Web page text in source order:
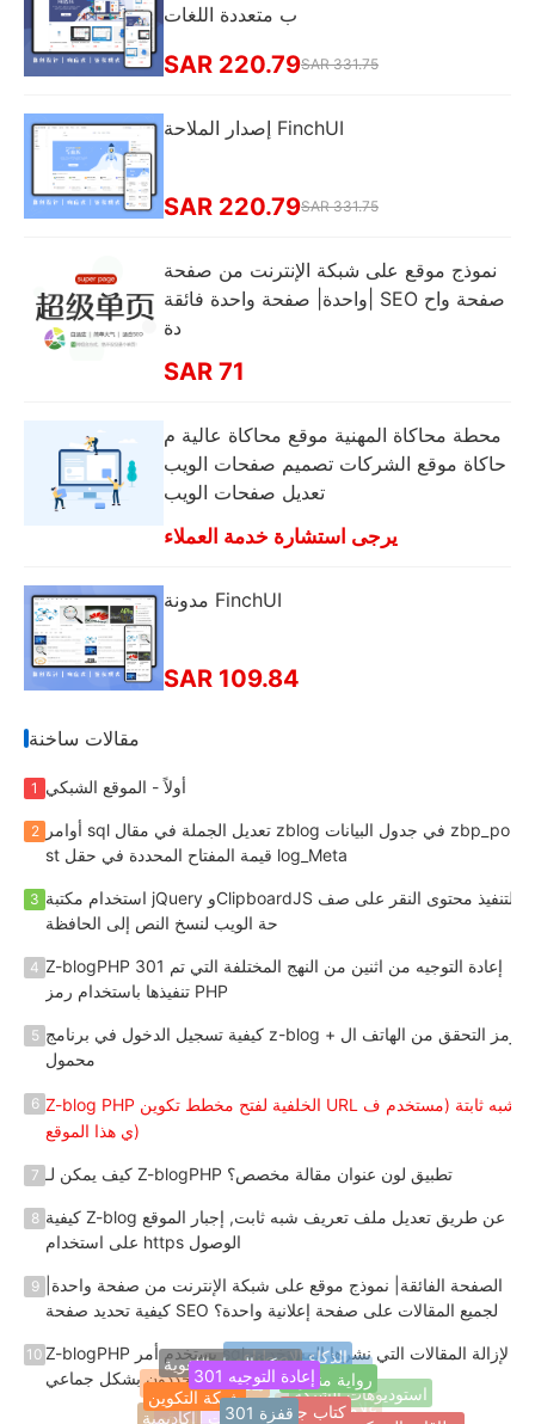
ب متعددة اللغات
SAR 220.79SAR 331.75
إصدار الملاحة FinchUI
SAR 220.79SAR 331.75
نموذج موقع على شبكة الإنترنت من صفحة
واحدة| صفحة واحدة فائقة| SEO صفحة واح
دة
SAR 71
محطة محاكاة المهنية موقع محاكاة عالية م
حاكاة موقع الشركات تصميم صفحات الويب
تعديل صفحات الويب
يرجى استشارة خدمة العملاء
مدونة FinchUI
SAR 109.84
مقالات ساخنة
1 أولاً - الموقع الشبكي
2
أوامر sql تعديل الجملة في مقال zblog في جدول البيانات zbp_po
st قيمة المفتاح المحددة في حقل log_Meta
3 استخدام مكتبة jQuery وClipboardJS لتنفيذ محتوى النقر على صف
حة الويب لنسخ النص إلى الحافظة
4 Z-blogPHP 301 إعادة التوجيه من اثنين من النهج المختلفة التي تم
تنفيذها باستخدام رمز PHP
5 كيفية تسجيل الدخول في برنامج z-blog + رمز التحقق من الهاتف ال
محمول
6 Z-blog PHP الخلفية لفتح مخطط تكوين URL شبه ثابتة (مستخدم ف
ي هذا الموقع)
7 كيف يمكن لـ Z-blogPHP تطبيق لون عنوان مقالة مخصص؟
8 كيفية Z-blog عن طريق تعديل ملف تعريف شبه ثابت, إجبار الموقع
على استخدام https الوصول
9
الصفحة الفائقة| نموذج موقع على شبكة الإنترنت من صفحة واحدة|
كيفية تحديد صفحة SEO لجميع المقالات على صفحة إعلانية واحدة؟
10 Z-blogPHP يستخدم أمر sql لإزالة المقالات التي نشرها المستخدمو
ن المحددون بشكل جماعي
أكاديمية
معلومات التصميم
مركز المساعدةالتدريب التقني
استوديوهات الشبكة
بطاقات الشبكة الشخصية
شبكة التكوين
شبكة المواد اللغوية
الذكاء الاصطناعي
رواية منفردة
كتاب جيد301 قفزة
301 إعادة التوجيه